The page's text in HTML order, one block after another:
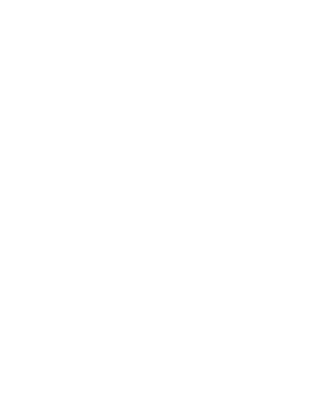
Entre estos se encuentra el queso ,
alcanza los $15.000, luego de haber
durante diciembre por valores que
$12.000. Es decir, en un mes, el
blanco que ya se comercializa un